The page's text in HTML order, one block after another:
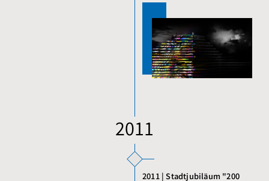
2011
2011 | Stadtjubiläum "200